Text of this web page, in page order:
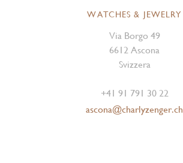
WATCHES & JEWELRY
Via Borgo 49
6612 Ascona
Svizzera
+41 91 791 30 22
ascona@charlyzenger.ch